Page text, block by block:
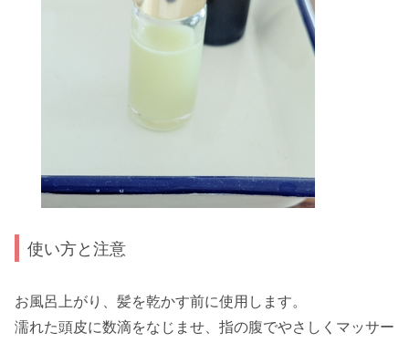
使い方と注意
お風呂上がり、髪を乾かす前に使用します。
濡れた頭皮に数滴をなじませ、指の腹でやさしくマッサー